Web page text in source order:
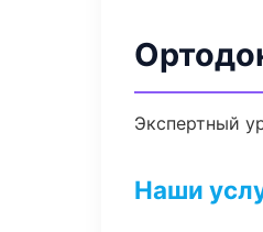
Экспертный
Наши